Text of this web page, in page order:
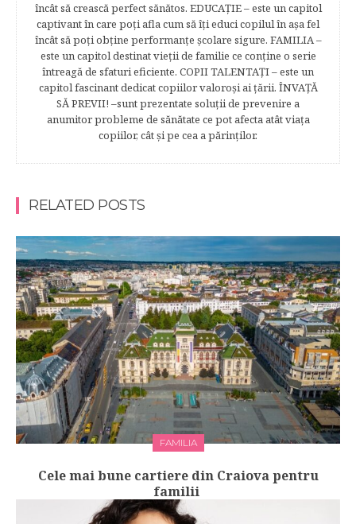
încât să crească perfect sănătos. EDUCAŢIE – este un capitol
captivant în care poţi afla cum să îţi educi copilul în aşa fel
încât să poţi obţine performanţe şcolare sigure. FAMILIA –
este un capitol destinat vieţii de familie ce conţine o serie
întreagă de sfaturi eficiente. COPII TALENTAŢI – este un
capitol fascinant dedicat copiilor valoroși ai țării. ÎNVAŢĂ
SĂ PREVII! –sunt prezentate soluţii de prevenire a
anumitor probleme de sănătate ce pot afecta atât viaţa
copiilor, cât şi pe cea a părinţilor.
RELATED POSTS
FAMILIA
Cele mai bune cartiere din Craiova pentru
familii